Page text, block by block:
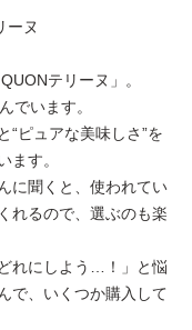
ーヌ
テリーヌ」。
でいます。
“ピュアな美味しさ”を
ます。
に聞くと、使われてい
れるので、選ぶのも楽
れにしよう…！」と悩
で、いくつか購入して